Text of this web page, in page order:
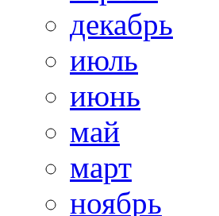
декабрь
июль
июнь
май
март
ноябрь